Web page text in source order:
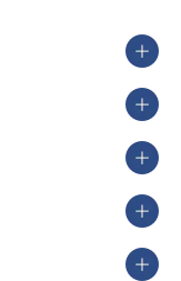
茨城県